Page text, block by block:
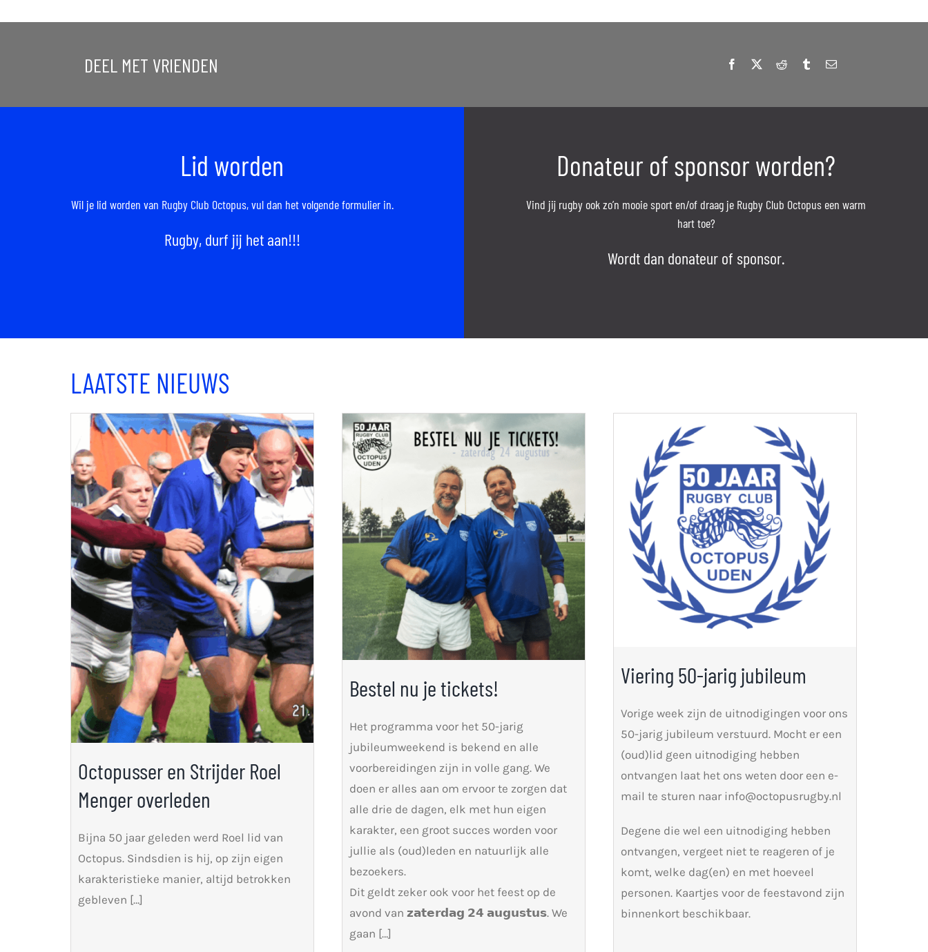
DEEL MET VRIENDEN
Lid worden
Wil je lid worden van Rugby Club Octopus,vul dan het volgende formulier in.
Rugby, durf jij het aan!!!
Donateur of sponsor worden?
Vind jij rugby ook zo’n mooie sport en/of draag je Rugby Club Octopus een warm
hart toe?
Wordt dan donateur of sponsor.
LAATSTE NIEUWS
Octopusser en Strijder Roel
Menger overleden
Bijna 50 jaar geleden werd Roel lid van
Octopus. Sindsdien is hij, op zijn eigen
karakteristieke manier, altijd betrokken
gebleven […]
Bestel nu je tickets!
Het programma voor het 50-jarig
jubileumweekend is bekend en alle
voorbereidingen zijn in volle gang. We
doen er alles aan om ervoor te zorgen dat
alle drie de dagen, elk met hun eigen
karakter, een groot succes worden voor
jullie als (oud)leden en natuurlijk alle
bezoekers.
Dit geldt zeker ook voor het feest op de
avond van 𝘇𝗮𝘁𝗲𝗿𝗱𝗮𝗴 𝟮𝟰 𝗮𝘂𝗴𝘂𝘀𝘁𝘂𝘀. We
gaan […]
Viering 50-jarig jubileum
Vorige week zijn de uitnodigingen voor ons
50-jarig jubileum verstuurd. Mocht er een
(oud)lid geen uitnodiging hebben
ontvangen laat het ons weten door een e-
mail te sturen naar info@octopusrugby.nl
Degene die wel een uitnodiging hebben
ontvangen, vergeet niet te reageren of je
komt, welke dag(en) en met hoeveel
personen. Kaartjes voor de feestavond zijn
binnenkort beschikbaar.